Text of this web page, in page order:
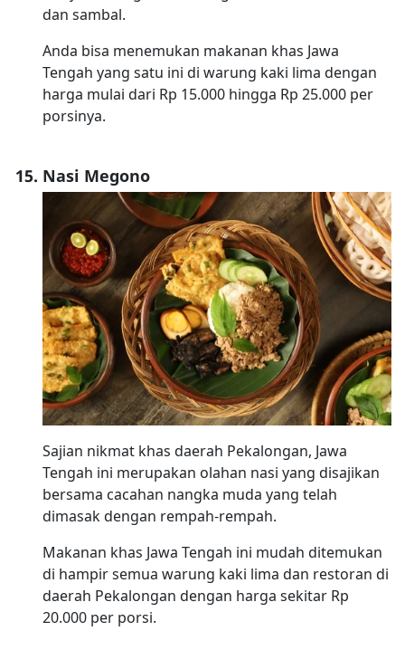
dan sambal.
Anda bisa menemukan makanan khas Jawa
Tengah yang satu ini di warung kaki lima dengan
harga mulai dari Rp 15.000 hingga Rp 25.000 per
porsinya.
Nasi Megono
Sajian nikmat khas daerah Pekalongan, Jawa
Tengah ini merupakan olahan nasi yang disajikan
bersama cacahan nangka muda yang telah
dimasak dengan rempah-rempah.
Makanan khas Jawa Tengah ini mudah ditemukan
di hampir semua warung kaki lima dan restoran di
daerah Pekalongan dengan harga sekitar Rp
20.000 per porsi.